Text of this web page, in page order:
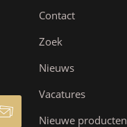
Contact
Zoek
Nieuws
Vacatures
Nieuwe producten